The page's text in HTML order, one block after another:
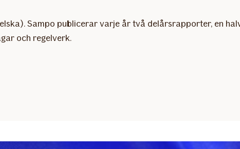
Sampo publicerar varje år två delårsrapporter, en
och regelverk.